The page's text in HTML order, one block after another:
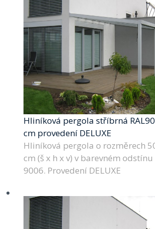
Hliníková pergola stříbrná
cm provedení DELUXE
Hliníková pergola o rozměrech
cm (š x h x v) v barevném odstínu
9006. Provedení DELUXE